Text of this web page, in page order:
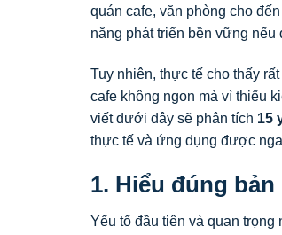
quán cafe, văn phòng cho
năng phát triển bền vững nếu
Tuy nhiên, thực tế cho thấy
cafe không ngon mà vì thiếu
viết dưới đây sẽ phân tích 15
thực tế và ứng dụng được
1. Hiểu đúng
Yếu tố đầu tiên và quan trọng